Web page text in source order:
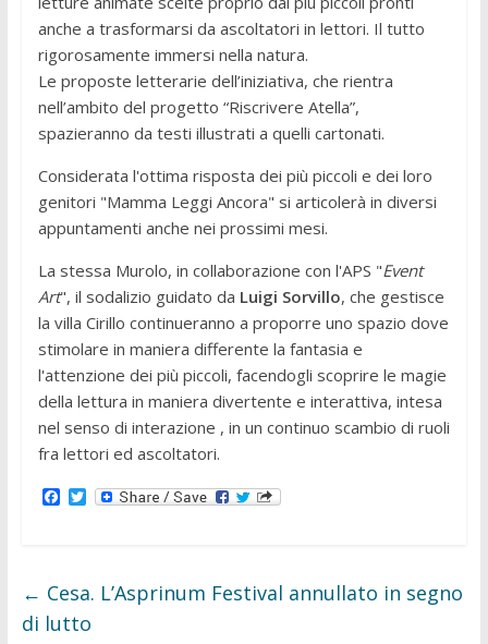
anche a trasformarsi da ascoltatori in lettori. Il tutto
rigorosamente immersi nella natura.
Le proposte letterarie dell’iniziativa, che rientra
nell’ambito del progetto “Riscrivere Atella”,
spazieranno da testi illustrati a quelli cartonati.
Considerata l'ottima risposta dei più piccoli e dei loro
genitori "Mamma Leggi Ancora" si articolerà in diversi
appuntamenti anche nei prossimi mesi.
La stessa Murolo, in collaborazione con l'APS "Event
Art", il sodalizio guidato da Luigi Sorvillo, che gestisce
la villa Cirillo continueranno a proporre uno spazio dove
stimolare in maniera differente la fantasia e
l'attenzione dei più piccoli, facendogli scoprire le magie
della lettura in maniera divertente e interattiva, intesa
nel senso di interazione , in un continuo scambio di ruoli
fra lettori ed ascoltatori.
F
o
o
k
T
e
r
← Cesa. L’Asprinum Festival annullato in segno
di lutto